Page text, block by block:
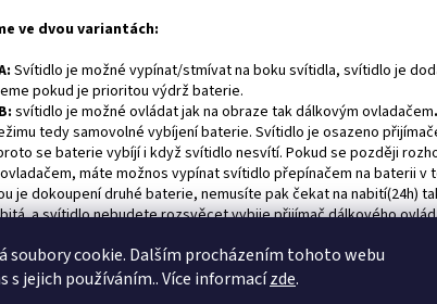
soubory cookie. Dalším procházením tohoto webu
s jejich používáním.. Více informacízde.
ve dvou variantách:
Svítidlo je možné vypínat/stmívat na boku svítidla, svítidlo je
pokud je prioritou výdrž baterie.
svítidlo je možné ovládat jak na obraze tak dálkovým ovladačem.
tedy samovolné vybíjení baterie. Svítidlo je osazeno
se baterie vybíjí i když svítidlo nesvítí. Pokud se později
máte možnos vypínat svítidlo přepínačem na baterii
je dokoupení druhé baterie, nemusíte pak čekat na nabití(24h)
a svítidlo nebudete rozsvěcet vybije přijímač dálkového
nabíjet i ve svítidle, dokonce i když je svítidlo rozsvícené.
s minimálním nabíjecím proudem 2A. Baterieje nasunuta z
stěny, viz. obrázek.